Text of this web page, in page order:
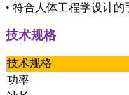
• 符合人体工程学设计
技术规格
技术规格
功率